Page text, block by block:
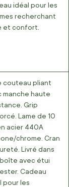
idéal pour les
recherchant
et confort.
couteau pliant
manche haute
Grip
Lame de 10
acier 440A
chrome. Cran
Livré dans
avec étui
Cadeau
pour les